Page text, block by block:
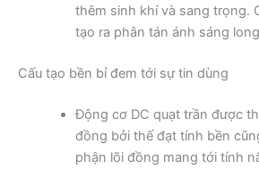
thêm sinh khí và sang trọng.
tạo ra phân tán ánh sáng
Cấu tạo bền bỉ đem tới sự tin dùng
Động cơ DC quạt trần được
đồng bởi thế đạt tính bền
phận lõi đồng mang tới tính